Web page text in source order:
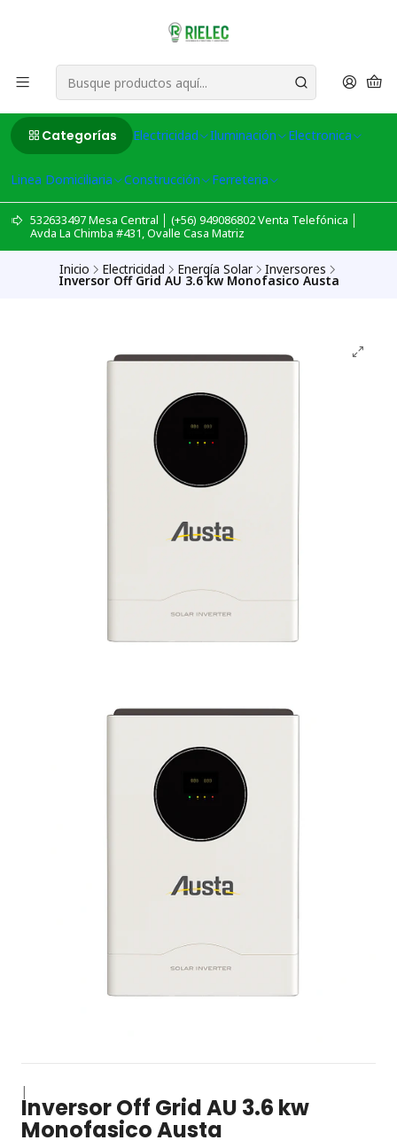
Categorías Electricidad Iluminación Electronica
Linea Domiciliaria Construcción Ferreteria
532633497 Mesa Central │ (+56) 949086802 Venta Telefónica │
Avda La Chimba #431, Ovalle Casa Matriz
Inicio Electricidad Energía Solar Inversores
Inversor Off Grid AU 3.6 kw Monofasico Austa
|
Inversor Off Grid AU 3.6 kw
Monofasico Austa